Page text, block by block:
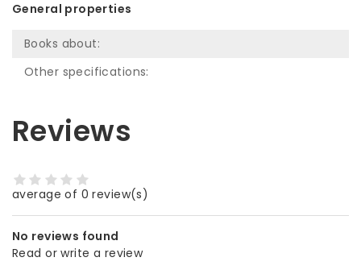
General properties
Books about:
Other specifications:
Reviews
average of 0 review(s)
No reviews found
Read or write a review